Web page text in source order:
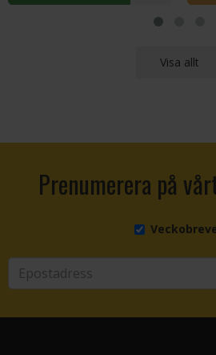
Visa allt
Prenumerera på